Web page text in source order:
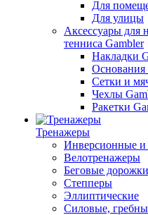
Для
Для улицы
Аксессуары для
тенниса Gambler
Накладки
Основания
Сетки и
Чехлы
Ракетки
Тренажеры
Инверсионные и
Велотренажеры
Беговые дорожки
Степперы
Эллиптические
Силовые,